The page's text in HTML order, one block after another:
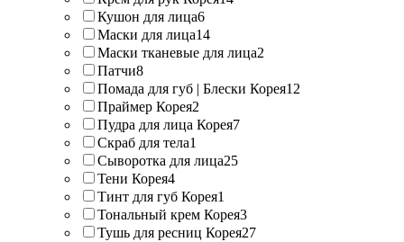
Кушон для лица6
Маски для лица14
Маски тканевые для лица2
Патчи8
Помада для губ | Блески Корея12
Праймер Корея2
Пудра для лица Корея7
Скраб для тела1
Сыворотка для лица25
Тени Корея4
Тинт для губ Корея1
Тональный крем Корея3
Тушь для ресниц Корея27